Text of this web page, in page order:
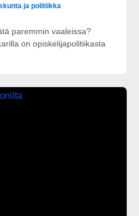
ja politiikka
paremmin vaaleissa?
on opiskelijapolitiikasta